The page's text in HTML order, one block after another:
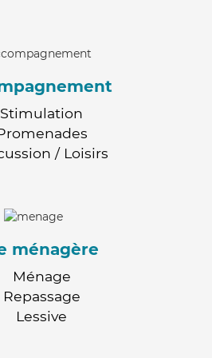
Stimulation
/ Loisirs
ménagère
Ménage
Repassage
Lessive